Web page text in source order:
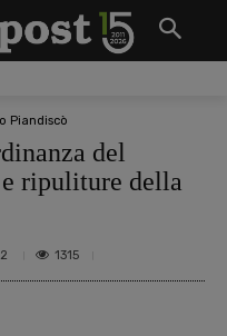
Piandiscò
del
ripuliture della
1315